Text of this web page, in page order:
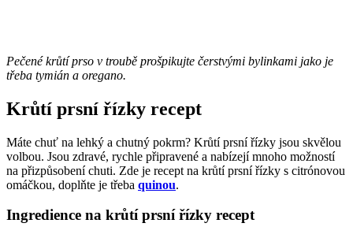
Pečené krůtí prso v troubě prošpikujte čerstvými bylinkami jako je
třeba tymián a oregano.
Krůtí prsní řízky recept
Máte chuť na lehký a chutný pokrm? Krůtí prsní řízky jsou skvělou
volbou. Jsou zdravé, rychle připravené a nabízejí mnoho možností
na přizpůsobení chuti. Zde je recept na krůtí prsní řízky s citrónovou
omáčkou, doplňte je třeba quinou.
Ingredience na krůtí prsní řízky recept